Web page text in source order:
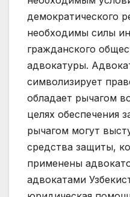
демократического
необходимы силы
гражданского
адвокатуры.
символизирует
обладает рычагом
целях обеспечения
рычагом могут
средства защиты,
применены
адвокатами